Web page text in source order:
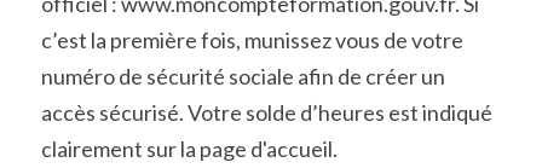
c’est la première fois, munissez vous de votre
numéro de sécurité sociale afin de créer un
accès sécurisé. Votre solde d’heures est indiqué
clairement sur la page d'accueil.